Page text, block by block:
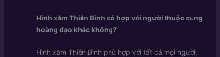
Hình xăm Thiên Bình có hợp với người thuộc cung
hoàng đạo khác không?
Hình xăm Thiên Bình phù hợp với tất cả mọi người,